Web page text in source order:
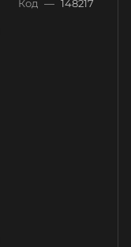
Код — 148217